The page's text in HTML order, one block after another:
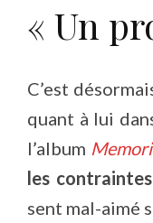
« Un
C’est
quant à lui
l’album
les
sent mal-aimé